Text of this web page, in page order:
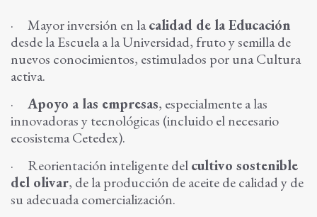
· Mayor inversión en lacalidad de la Educación
desde la Escuela a la Universidad, fruto y semilla de
nuevos conocimientos, estimulados por una Cultura
activa.
· Apoyo a las empresas, especialmente a las
innovadoras y tecnológicas (incluido el necesario
ecosistema Cetedex).
· Reorientación inteligente delcultivo sostenible
del olivar, de la producción de aceite de calidad y de
su adecuada comercialización.